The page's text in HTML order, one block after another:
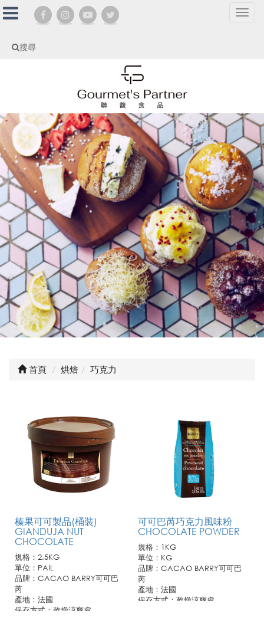
搜尋
選
首頁 烘焙 巧克力
榛果可可製品(桶裝)
GIANDUJA NUT
CHOCOLATE
規格：2.5KG
單位：PAIL
品牌：CACAO BARRY可可巴
芮
產地：法國
保存方式：乾燥涼爽處
可可巴芮巧克力風味粉
CHOCOLATE POWDER
規格：1KG
單位：KG
品牌：CACAO BARRY可可巴
芮
產地：法國
保存方式：乾燥涼爽處